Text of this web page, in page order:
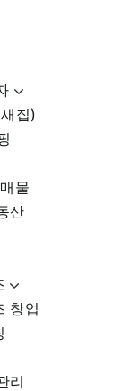
집)
물
산
창업
리